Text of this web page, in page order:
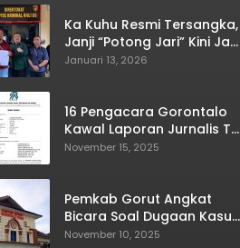
Ka Kuhu Resmi Tersangka,
Janji “Potong Jari” Kini Jadi
Bumerang
Januari 13, 2026
16 Pengacara Gorontalo
Kawal Laporan Jurnalis TV
One
November 15, 2025
Pemkab Gorut Angkat
Bicara Soal Dugaan Kasus
Asusila Oknum ASN
November 10, 2025